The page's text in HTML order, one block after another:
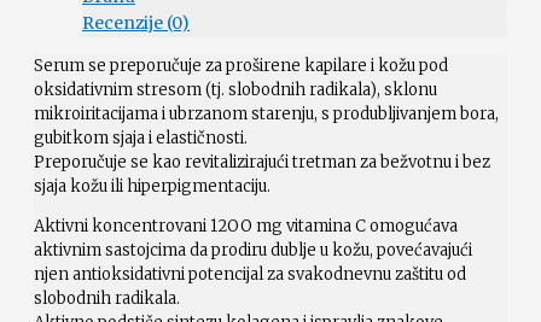
Recenzije (0)
Serum se preporučuje za proširene kapilare i kožu pod
oksidativnim stresom (tj. slobodnih radikala), sklonu
mikroiritacijama i ubrzanom starenju, s produbljivanjem bora,
gubitkom sjaja i elastičnosti.
Preporučuje se kao revitalizirajući tretman za bežvotnu i bez
sjaja kožu ili hiperpigmentaciju.
Aktivni koncentrovani 12OO mg vitamina C omogućava
aktivnim sastojcima da prodiru dublje u kožu, povećavajući
njen antioksidativni potencijal za svakodnevnu zaštitu od
slobodnih radikala.